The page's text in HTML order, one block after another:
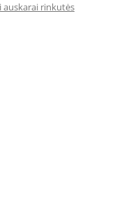
auskarai rinkutės